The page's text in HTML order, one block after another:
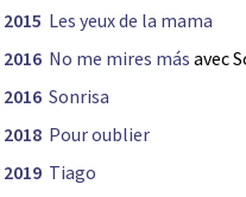
2015 Les yeux de la mama
2016 No me mires más avec
2016 Sonrisa
2018 Pour oublier
2019 Tiago